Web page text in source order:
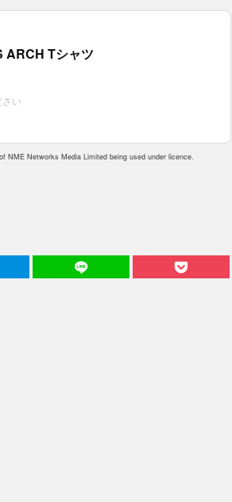
ARCH Tシャツ
い
NME Networks Media Limited being used under licence.